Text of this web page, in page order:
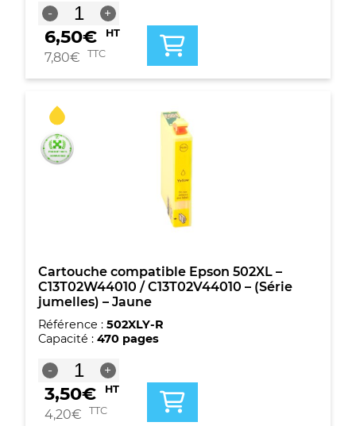
-
quantité
de
Cartouche
Premium
G&G
Epson
502XL
-
C13T02W44010
Jaune
+
6,50€ HT
7,80€ TTC
Cartouche compatible Epson 502XL –
C13T02W44010 / C13T02V44010 – (Série
jumelles) – Jaune
Référence : 502XLY-R
Capacité : 470 pages
-
quantité
de
Cartouche
compatible
+
3,50€ HT
4,20€ TTC